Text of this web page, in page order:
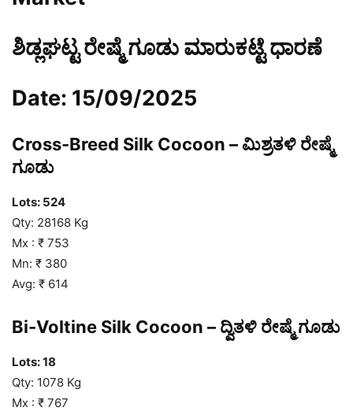
ಶಿಡ್ಲಘಟ್ಟ ರೇಷ್ಮೆ ಗೂಡು ಮಾರುಕಟ್ಟೆ ಧಾರಣೆ
Date: 15/09/2025
Cross-Breed Silk Cocoon – ಮಿಶ್ರತಳಿ ರೇಷ್ಮೆ
ಗೂಡು
Lots: 524
Qty: 28168 Kg
Mx : ₹ 753
Mn: ₹ 380
Avg: ₹ 614
Bi-Voltine Silk Cocoon – ದ್ವಿತಳಿ ರೇಷ್ಮೆ ಗೂಡು
Lots: 18
Qty: 1078 Kg
Mx : ₹ 767